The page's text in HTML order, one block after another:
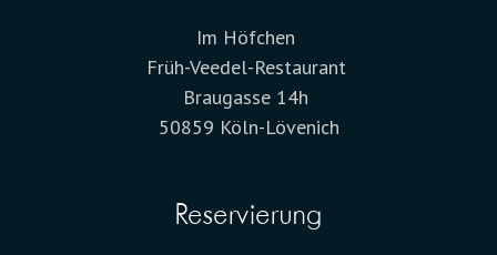
Im Höfchen
Früh-Veedel-Restaurant
Braugasse 14h
50859 Köln-Lövenich
Reservierung